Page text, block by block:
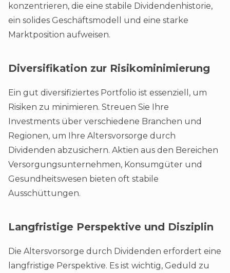
konzentrieren, die eine stabile Dividendenhistorie,
ein solides Geschäftsmodell und eine starke
Marktposition aufweisen.
Diversifikation zur Risikominimierung
Ein gut diversifiziertes Portfolio ist essenziell, um
Risiken zu minimieren. Streuen Sie Ihre
Investments über verschiedene Branchen und
Regionen, um Ihre Altersvorsorge durch
Dividenden abzusichern. Aktien aus den Bereichen
Versorgungsunternehmen, Konsumgüter und
Gesundheitswesen bieten oft stabile
Ausschüttungen.
Langfristige Perspektive und Disziplin
Die Altersvorsorge durch Dividenden erfordert eine
langfristige Perspektive. Es ist wichtig, Geduld zu